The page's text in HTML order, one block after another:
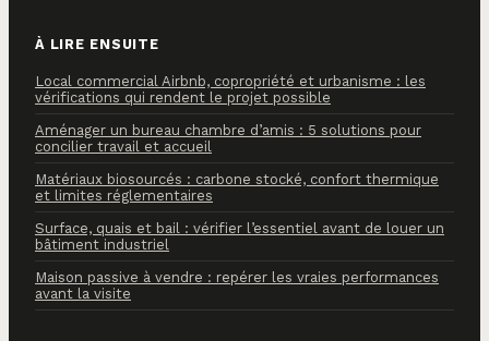
À LIRE ENSUITE
Local commercial Airbnb, copropriété et urbanisme : les
vérifications qui rendent le projet possible
Aménager un bureau chambre d’amis : 5 solutions pour
concilier travail et accueil
Matériaux biosourcés : carbone stocké, confort thermique
et limites réglementaires
Surface, quais et bail : vérifier l’essentiel avant de louer un
bâtiment industriel
Maison passive à vendre : repérer les vraies performances
avant la visite